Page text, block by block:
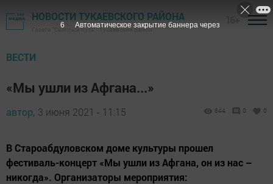
НОВОСТИ ТУКАЕВСКОГО РАЙОНА
Газета "Светлый путь" - Тукаевский район
ВЕСТИ
«Мы ушли из Афгана...»
автор, 3 июня 2021 - 11:15 644 0 0
В Староабдуловском доме культуры прошел
фестиваль-концерт «Мы ушли из Афгана, он из нас –
никогда». Организаторы мероприятия:
5 Автоматическое закрытие баннера через